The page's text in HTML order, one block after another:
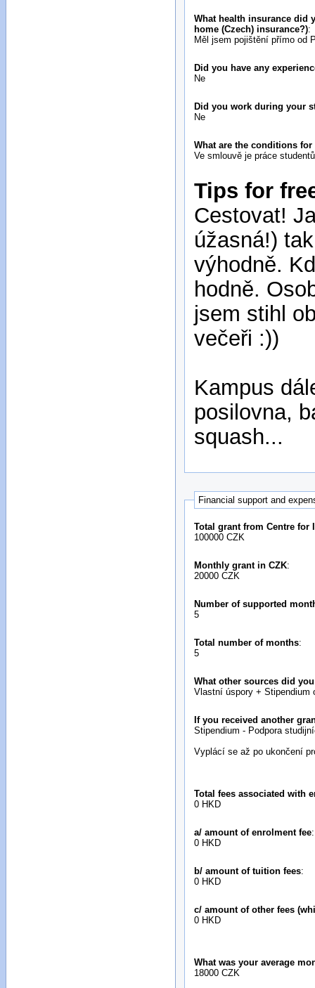
What health insurance did
home (Czech) insurance?):
Měl jsem pojištění přímo od
Did you have any
Ne
Did you work during your
Ne
What are the conditions
Ve smlouvě je práce
Tips for
Cestovat!
úžasná!)
výhodně.
hodně.
jsem stihl
večeři :))
Kampus
posilovna,
squash...
Financial support and
Total grant from Centre for
100000 CZK
Monthly grant in CZK:
20000 CZK
Number of supported
5
Total number of months:
5
What other sources did
Vlastní úspory + Stipendium
If you received another
Stipendium - Podpora
Vyplácí se až po ukončení
Total fees associated with
0 HKD
a/ amount of enrolment fee:
0 HKD
b/ amount of tuition fees:
0 HKD
c/ amount of other fees
0 HKD
What was your average
18000 CZK